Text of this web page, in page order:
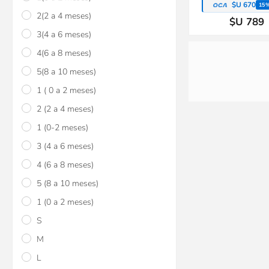
$U 670
$U 789
2(2 a 4 meses)
3(4 a 6 meses)
4(6 a 8 meses)
5(8 a 10 meses)
1 ( 0 a 2 meses)
2 (2 a 4 meses)
1 (0-2 meses)
3 (4 a 6 meses)
4 (6 a 8 meses)
5 (8 a 10 meses)
1 (0 a 2 meses)
S
M
L